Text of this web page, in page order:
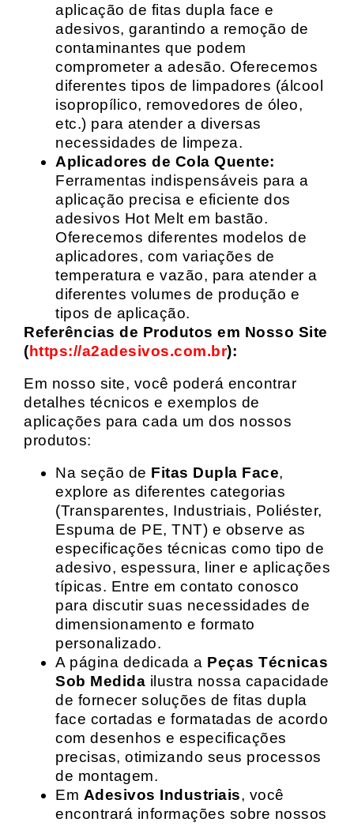
aplicação de fitas dupla face e
adesivos, garantindo a remoção de
contaminantes que podem
comprometer a adesão. Oferecemos
diferentes tipos de limpadores (álcool
isopropílico, removedores de óleo,
etc.) para atender a diversas
necessidades de limpeza.
Aplicadores de Cola Quente:
Ferramentas indispensáveis para a
aplicação precisa e eficiente dos
adesivos Hot Melt em bastão.
Oferecemos diferentes modelos de
aplicadores, com variações de
temperatura e vazão, para atender a
diferentes volumes de produção e
tipos de aplicação.
Referências de Produtos em Nosso Site
(https://a2adesivos.com.br):
Em nosso site, você poderá encontrar
detalhes técnicos e exemplos de
aplicações para cada um dos nossos
produtos:
Na seção de Fitas Dupla Face,
explore as diferentes categorias
(Transparentes, Industriais, Poliéster,
Espuma de PE, TNT) e observe as
especificações técnicas como tipo de
adesivo, espessura, liner e aplicações
típicas. Entre em contato conosco
para discutir suas necessidades de
dimensionamento e formato
personalizado.
A página dedicada a Peças Técnicas
Sob Medida ilustra nossa capacidade
de fornecer soluções de fitas dupla
face cortadas e formatadas de acordo
com desenhos e especificações
precisas, otimizando seus processos
de montagem.
Em Adesivos Industriais, você
encontrará informações sobre nossos